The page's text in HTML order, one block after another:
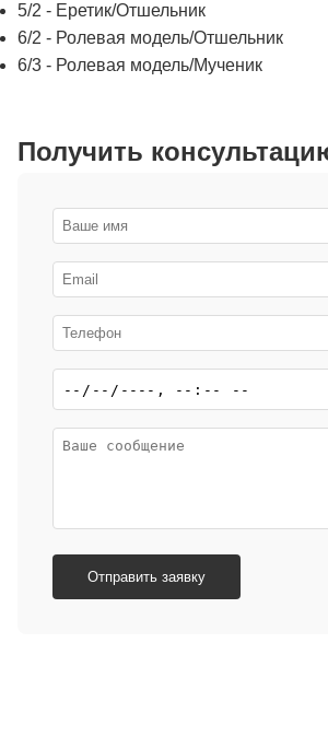
5/2 - Еретик/Отшельник
6/2 - Ролевая модель/Отшельник
6/3 - Ролевая модель/Мученик
Получить
Отправить заявку